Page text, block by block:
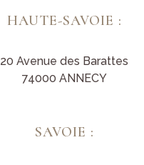
HAUTE-SAVOIE :
20 Avenue des Barattes
74000 ANNECY
SAVOIE :